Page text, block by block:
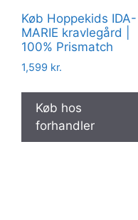
Køb Hoppekids IDA-
MARIE kravlegård |
100% Prismatch
1,599 kr.
Køb hos
forhandler